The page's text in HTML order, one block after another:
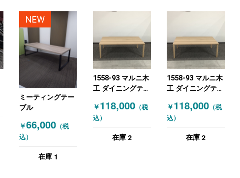
NEW
ミーティングテー
ブル
￥66,000（税
込）
在庫 1
1558-93 マルニ木
工 ダイニングテー
テーブル オーク材
天然木
木目（ナチュラ
￥118,000（税
込）
在庫 2
1558-93 マルニ木
工 ダイニングテー
テーブル オーク天
然木
木目（ナチュラ
￥118,000（税
込）
在庫 2